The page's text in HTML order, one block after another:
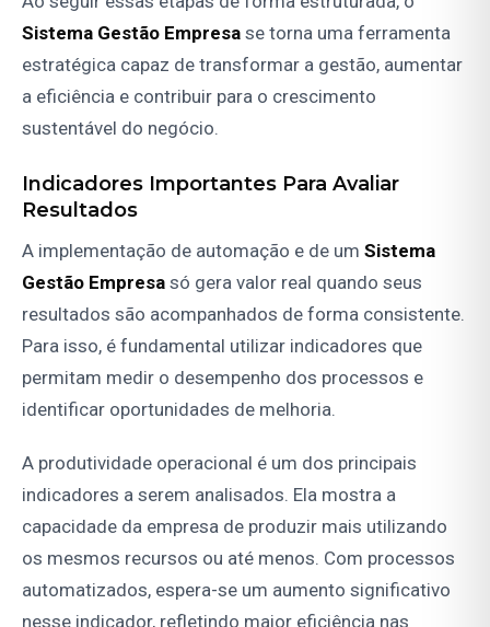
Sistema Gestão Empresa se torna uma ferramenta
estratégica capaz de transformar a gestão, aumentar
a eficiência e contribuir para o crescimento
sustentável do negócio.
Indicadores Importantes Para Avaliar
Resultados
A implementação de automação e de um Sistema
Gestão Empresa só gera valor real quando seus
resultados são acompanhados de forma consistente.
Para isso, é fundamental utilizar indicadores que
permitam medir o desempenho dos processos e
identificar oportunidades de melhoria.
A produtividade operacional é um dos principais
indicadores a serem analisados. Ela mostra a
capacidade da empresa de produzir mais utilizando
os mesmos recursos ou até menos. Com processos
automatizados, espera-se um aumento significativo
nesse indicador, refletindo maior eficiência nas